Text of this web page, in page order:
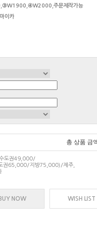
주문제작가능
이카
총 상품 금
도권49,000/
권65,000/지방75,000)/제주,
BUY NOW WISH LIST